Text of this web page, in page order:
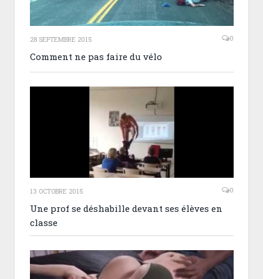
28 SEPTEMBRE 2015 0
Comment ne pas faire du vélo
13 OCTOBRE 2015 0
Une prof se déshabille devant ses élèves en
classe